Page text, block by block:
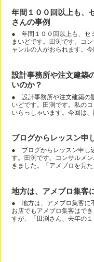
年間１００回以上も、
さんの事例
● 年間１００回以上も、セ
まいどです。田渕です。コ
ャンルの人がおられます。
設計事務所や注文建築
いのか？
● 設計事務所や注文建築の
いどです。田渕です。私の
いらっしゃいます。今回は
ブログからレッスン申
● ブログからレッスン申し
す。田渕です。コンサルメ
きました。「アメブロを見
地方は、アメブロ集客
● 地方は、アメブロ集客に
お店でもアメブロ集客はで
すが、「田渕さん、去年の